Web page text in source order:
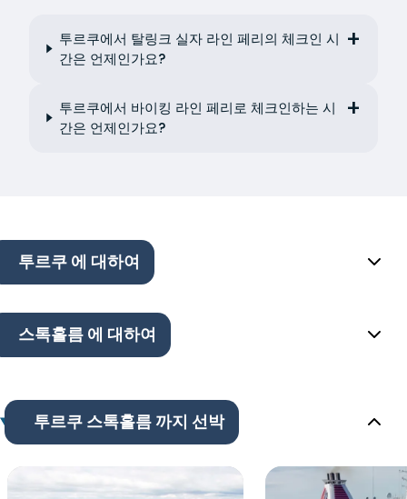
투르쿠에서 탈링크 실자 라인 페리의 체크인 시
간은 언제인가요?
투르쿠에서 바이킹 라인 페리로 체크인하는 시
간은 언제인가요?
투르쿠 에 대하여
스톡홀름 에 대하여
투르쿠 스톡홀름 까지 선박